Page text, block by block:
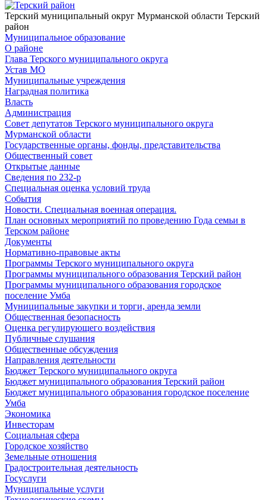
Терский муниципальный округ Мурманской области Терский
район
Муниципальное образование
О районе
Глава Терского муниципального округа
Устав МО
Муниципальные учреждения
Наградная политика
Власть
Администрация
Совет депутатов Терского муниципального округа
Мурманской области
Государственные органы, фонды, представительства
Общественный совет
Открытые данные
Сведения по 232-р
Специальная оценка условий труда
События
Новости. Специальная военная операция.
План основных мероприятий по проведению Года семьи в
Терском районе
Документы
Нормативно-правовые акты
Программы Терского муниципального округа
Программы муниципального образования Терский район
Программы муниципального образования городское
поселение Умба
Муниципальные закупки и торги, аренда земли
Общественная безопасность
Оценка регулирующего воздействия
Публичные слушания
Общественные обсуждения
Направления деятельности
Бюджет Терского муниципального округа
Бюджет муниципального образования Терский район
Бюджет муниципального образования городское поселение
Умба
Экономика
Инвесторам
Социальная сфера
Городское хозяйство
Земельные отношения
Градостроительная деятельность
Госуслуги
Муниципальные услуги